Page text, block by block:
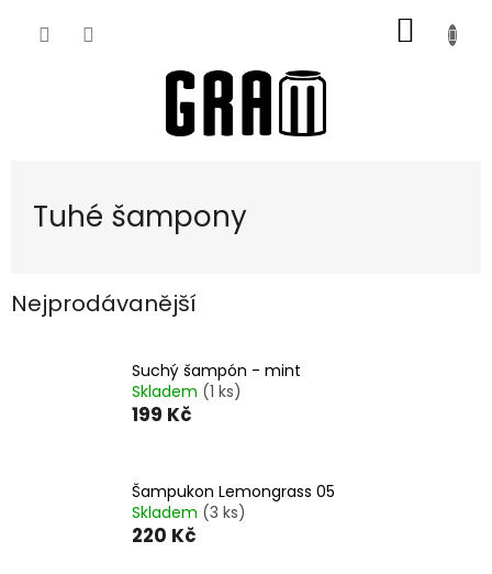
KOŠÍK
Tuhé šampony
Nejprodávanější
Suchý šampón - mint
Skladem (1 ks)
199 Kč
Šampukon Lemongrass 05
Skladem (3 ks)
220 Kč